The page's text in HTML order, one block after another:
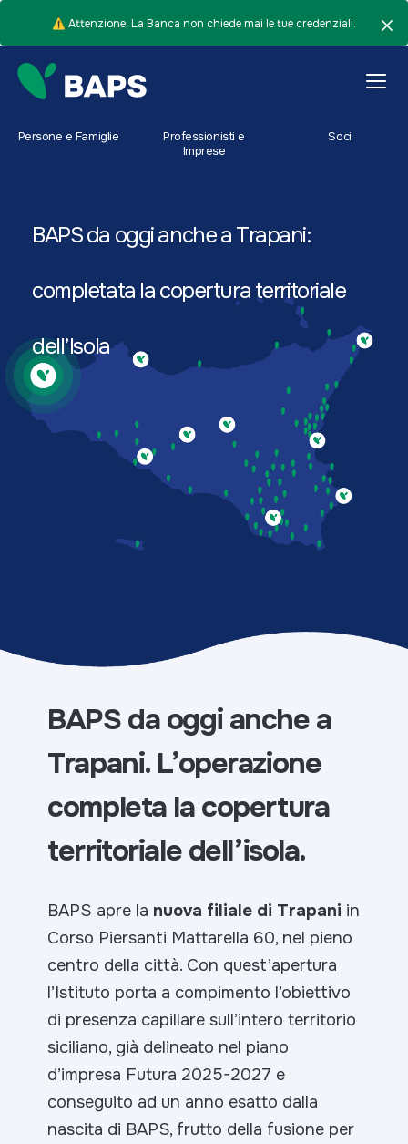
⚠️ Attenzione: La Banca non chiede mai le tue credenziali.
Persone e Famiglie
Professionisti e
Imprese
Soci
BAPS da oggi anche a Trapani:
completata la copertura territoriale
dell’Isola
BAPS da oggi anche a
Trapani. L’operazione
completa la copertura
territoriale dell’isola.
BAPS apre la nuova filiale di Trapani in
Corso Piersanti Mattarella 60, nel pieno
centro della città. Con quest’apertura
l’Istituto porta a compimento l’obiettivo
di presenza capillare sull’intero territorio
siciliano, già delineato nel piano
d’impresa Futura 2025-2027 e
conseguito ad un anno esatto dalla
nascita di BAPS, frutto della fusione per